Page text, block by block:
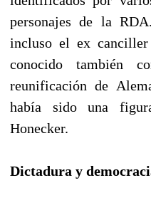
personajes de la
incluso el ex
conocido también
reunificación de
había sido una
Honecker.
Dictadura y